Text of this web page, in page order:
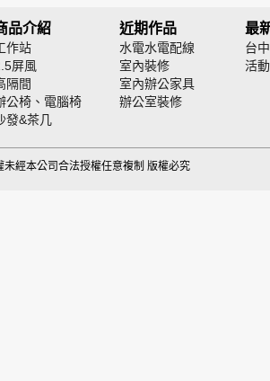
品介紹
作站
屏風
隔間
公椅、電腦椅
發&茶几
近期作品
水電水電配線
室內裝修
室內辦公家具
辦公室裝修
最
台
活動
經本公司合法授權任意複制 版權必究